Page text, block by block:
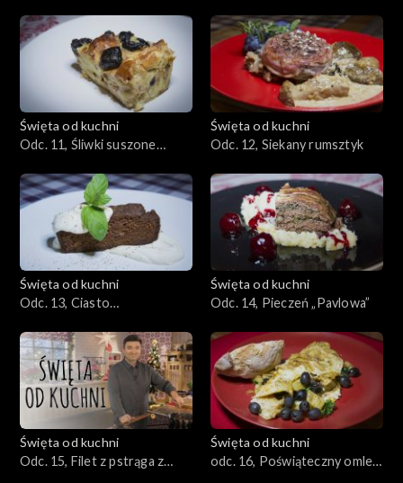
konfiturą
Święta od kuchni
Odc. 11, Śliwki suszone
ciastem
Święta od kuchni
Odc. 12, Siekany rumsztyk
Święta od kuchni
Odc. 13, Ciasto
Święta od kuchni
Odc. 14, Pieczeń „Pavlowa”
Święta od kuchni
Odc. 15, Filet z pstrąga z
Święta od kuchni
odc. 16, Poświąteczny omlet